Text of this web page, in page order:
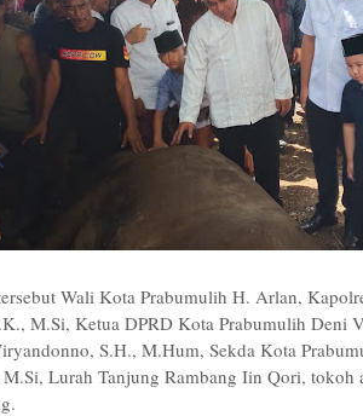
Wali Kota Prabumulih H. Arlan,
M.Si, Ketua DPRD Kota Prabumulih Deni
S.H., M.Hum, Sekda Kota
Lurah Tanjung Rambang Iin Qori, tokoh